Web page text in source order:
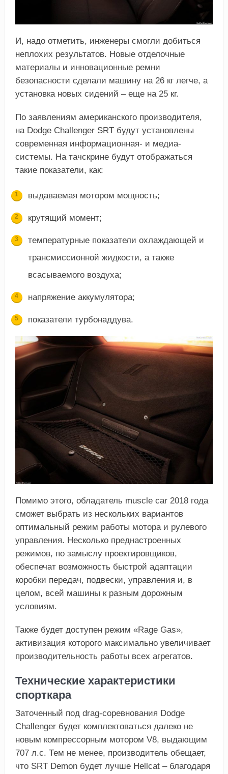
И, надо отметить, инженеры смогли добиться
неплохих результатов. Новые отделочные
материалы и инновационные ремни
безопасности сделали машину на 26 кг легче, а
установка новых сидений – еще на 25 кг.
По заявлениям американского производителя,
на Dodge Challenger SRT будут установлены
современная информационная- и медиа-
системы. На тачскрине будут отображаться
такие показатели, как:
выдаваемая мотором мощность;
крутящий момент;
температурные показатели охлаждающей и
трансмиссионной жидкости, а также
всасываемого воздуха;
напряжение аккумулятора;
показатели турбонаддува.
Помимо этого, обладатель muscle car 2018 года
сможет выбрать из нескольких вариантов
оптимальный режим работы мотора и рулевого
управления. Несколько преднастроенных
режимов, по замыслу проектировщиков,
обеспечат возможность быстрой адаптации
коробки передач, подвески, управления и, в
целом, всей машины к разным дорожным
условиям.
Также будет доступен режим «Rage Gas»,
активизация которого максимально увеличивает
производительность работы всех агрегатов.
Технические характеристики
спорткара
Заточенный под drag-соревнования Dodge
Challenger будет комплектоваться далеко не
новым компрессорным мотором V8, выдающим
707 л.с. Тем не менее, производитель обещает,
что SRT Demon будет лучше Hellcat – благодаря